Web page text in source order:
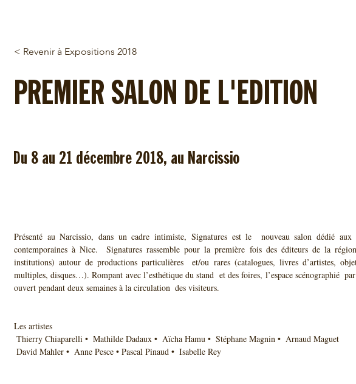
< Revenir à Expositions 2018
PREMIER SALON DE L'EDITION
Du 8 au 21 décembre 2018, au Narcissio
Présenté au Narcissio, dans un cadre intimiste, Signatures est le  nouveau salon dédié aux
contemporaines à Nice.  Signatures rassemble pour la première fois des éditeurs de la
institutions) autour de productions particulières  et/ou rares (catalogues, livres d’artistes,
multiples, disques…). Rompant avec l’esthétique du stand  et des foires, l’espace scénographié
ouvert pendant deux semaines à la circulation  des visiteurs.
Les artistes
Thierry Chiaparelli •  Mathilde Dadaux •  Aïcha Hamu •  Stéphane Magnin •  Arnaud Maguet
David Mahler •  Anne Pesce • Pascal Pinaud •  Isabelle Rey